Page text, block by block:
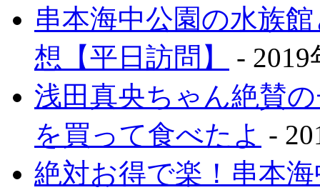
串本海中公園の水族
想【平日訪問】
- 2019
浅田真央ちゃん絶賛
を買って食べたよ -
絶対お得で楽！串本